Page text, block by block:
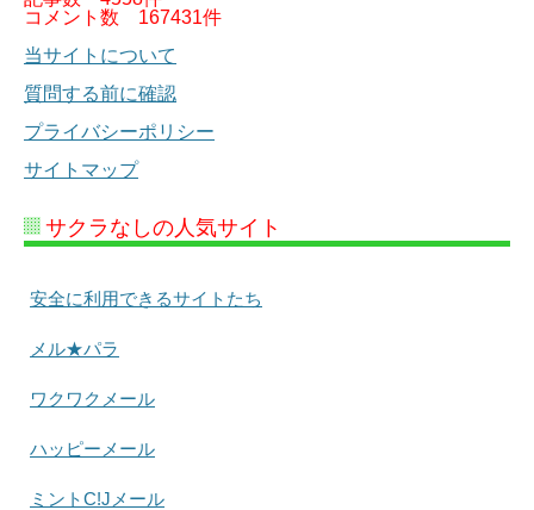
コメント数 167431件
当サイトについて
質問する前に確認
プライバシーポリシー
サイトマップ
サクラなしの人気サイト
安全に利用できるサイトたち
メル★パラ
ワクワクメール
ハッピーメール
ミントC!Jメール